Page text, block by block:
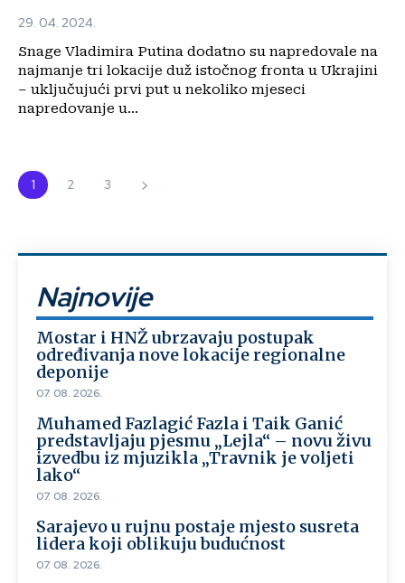
29. 04. 2024.
Snage Vladimira Putina dodatno su napredovale na
najmanje tri lokacije duž istočnog fronta u Ukrajini
– uključujući prvi put u nekoliko mjeseci
napredovanje u...
1 2 3
Najnovije
Mostar i HNŽ ubrzavaju postupak
određivanja nove lokacije regionalne
deponije
07. 08. 2026.
Muhamed Fazlagić Fazla i Taik Ganić
predstavljaju pjesmu „Lejla“ – novu živu
izvedbu iz mjuzikla „Travnik je voljeti
lako“
07. 08. 2026.
Sarajevo u rujnu postaje mjesto susreta
lidera koji oblikuju budućnost
07. 08. 2026.